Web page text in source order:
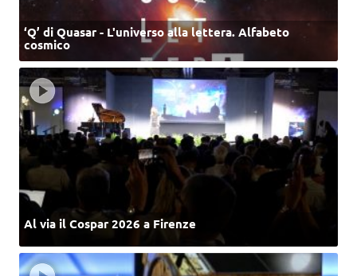
‘Q’ di Quasar - L'universo alla lettera. Alfabeto
cosmico
Al via il Cospar 2026 a Firenze